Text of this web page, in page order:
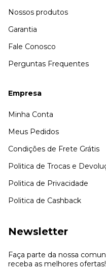
Nossos produtos
Garantia
Fale Conosco
Perguntas Frequentes
Empresa
Minha Conta
Meus Pedidos
Condições de Frete Grátis
Politica de Trocas e
Politica de Privacidade
Politica de Cashback
Newsletter
Faça parte da nossa
receba as melhores ofertas!